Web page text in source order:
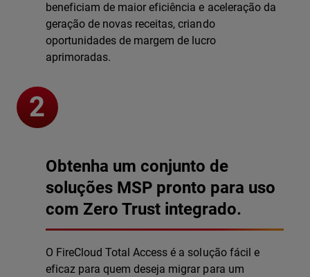
beneficiam de maior eficiência e aceleração da
geração de novas receitas, criando
oportunidades de margem de lucro
aprimoradas.
Obtenha um conjunto de
soluções MSP pronto para uso
com Zero Trust integrado.
O FireCloud Total Access é a solução fácil e
eficaz para quem deseja migrar para um